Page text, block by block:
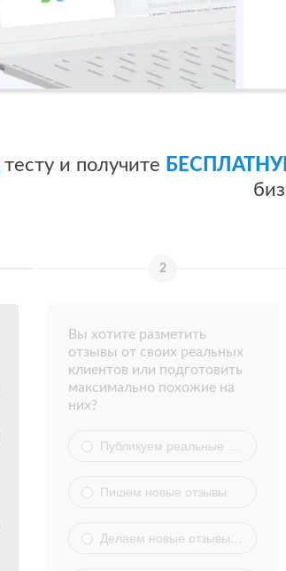
тесту и получите
Вы хотите разметить
отзывы от своих реальных
клиентов или подготовить
максимально похожие на
них?
Пишем новые отзывы